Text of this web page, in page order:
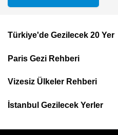
Footer
Top
Menu
Türkiye'de Gezilecek 20 Yer
Paris Gezi Rehberi
Vizesiz Ülkeler Rehberi
İstanbul Gezilecek Yerler